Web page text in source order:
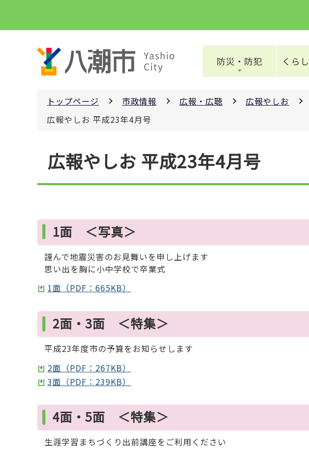
ペ
防災・防犯 くら
トップページ 市政情報 広報・広聴 広報やしお
広報やしお 平成23年4月号
広報やしお 平成23年4月号
1面 ＜写真＞
謹んで地震災害のお見舞いを申し上げます
思い出を胸に小中学校で卒業式
1面（PDF：665KB）
2面・3面 ＜特集＞
平成23年度市の予算をお知らせします
2面（PDF：267KB）
3面（PDF：239KB）
4面・5面 ＜特集＞
生涯学習まちづくり出前講座をご利用ください